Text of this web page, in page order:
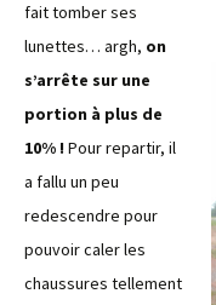
fait tomber ses
lunettes… argh, on
s’arrête sur une
portion à plus de
10% ! Pour repartir, il
a fallu un peu
redescendre pour
pouvoir caler les
chaussures tellement